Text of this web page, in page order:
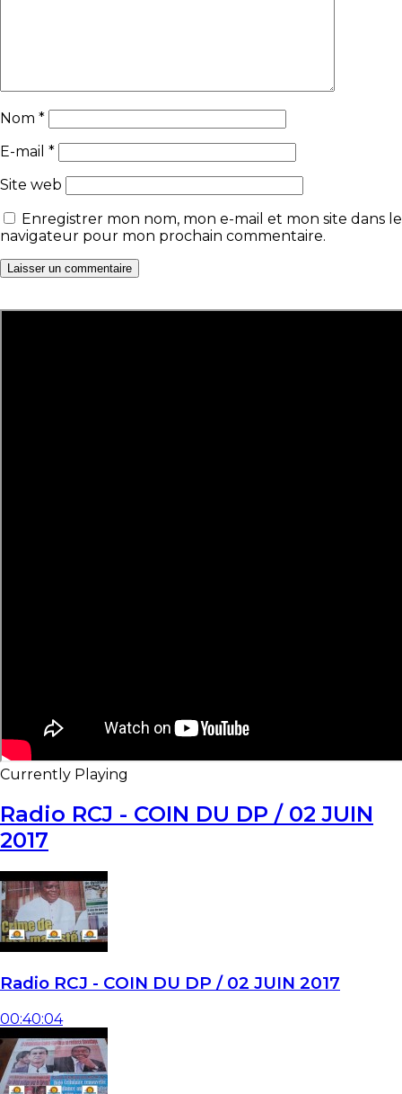
Nom *
E-mail *
Site web
Enregistrer mon nom, mon e-mail et mon site dans le
navigateur pour mon prochain commentaire.
Currently Playing
Radio RCJ - COIN DU DP / 02 JUIN
2017
Radio RCJ - COIN DU DP / 02 JUIN 2017
00:40:04